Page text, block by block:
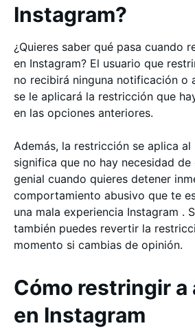
Instagram?
¿Quieres saber qué pasa cuando
en Instagram? El usuario que
no recibirá ninguna notificación o
se le aplicará la restricción que
en las opciones anteriores.
Además, la restricción se aplica
significa que no hay necesidad de
genial cuando quieres detener
comportamiento abusivo que te
una mala experiencia Instagram .
también puedes revertir la
momento si cambias de opinión.
Cómo restringir a
en Instagram